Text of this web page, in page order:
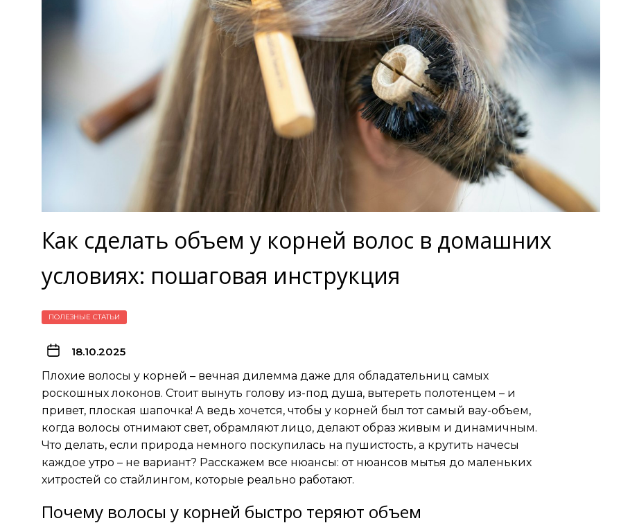
Как сделать объем у корней волос в домашних
условиях: пошаговая инструкция
ПОЛЕЗНЫЕ СТАТЬИ
18.10.2025
Плохие волосы у корней – вечная дилемма даже для обладательниц самых
роскошных локонов. Стоит вынуть голову из-под душа, вытереть полотенцем – и
привет, плоская шапочка! А ведь хочется, чтобы у корней был тот самый вау-объем,
когда волосы отнимают свет, обрамляют лицо, делают образ живым и динамичным.
Что делать, если природа немного поскупилась на пушистость, а крутить начесы
каждое утро – не вариант? Расскажем все нюансы: от нюансов мытья до маленьких
хитростей со стайлингом, которые реально работают.
Почему волосы у корней быстро теряют объем